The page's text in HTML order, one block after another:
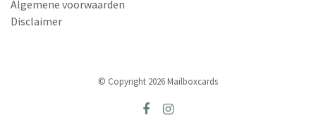
Algemene voorwaarden
Disclaimer
© Copyright 2026 Mailboxcards